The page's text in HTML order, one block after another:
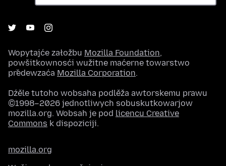
Wopytajće załožbu Mozilla Foundation,
powšitkownosći wužitne maćerne towarstwo
předewzaća Mozilla Corporation.
Dźěle tutoho wobsaha podlěža awtorskemu prawu
©1998–2026 jednotliwych sobuskutkowarjow
mozilla.org. Wobsah je pod licencu Creative
Commons k dispoziciji.
mozilla.org